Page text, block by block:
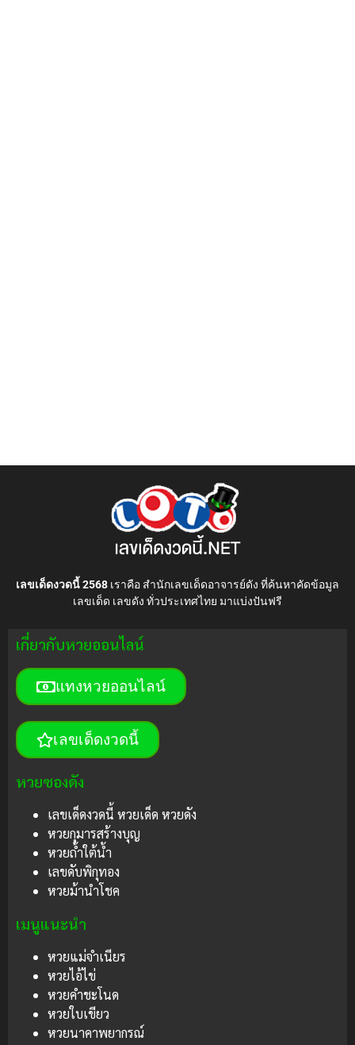
เลขเด็ดงวดนี้ 2568 เราคือ สำนักเลขเด็ดอาจารย์ดัง ที่ค้นหาคัดข้อมูล
เลขเด็ด เลขดัง ทั่วประเทศไทย มาแบ่งปันฟรี
เกี่ยวกับหวยออนไลน์
แทงหวยออนไลน์
เลขเด็ดงวดนี้
หวยซองดัง
เลขเด็ดงวดนี้ หวยเด็ด หวยดัง
หวยกุมารสร้างบุญ
หวยถ้ำใต้น้ำ
เลขดับพิกุทอง
หวยม้านำโชค
เมนูแนะนำ
หวยแม่จำเนียร
หวยไอ้ไข่
หวยคำชะโนด
หวยใบเขียว
หวยนาคาพยากรณ์